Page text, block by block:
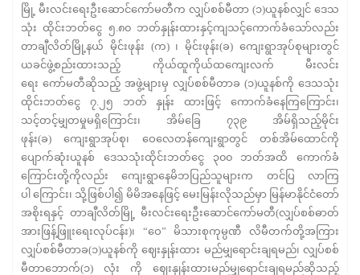
မြို့ မီးလင်းရေးဦးဆောင်ကော်မတီက လျှပ်စစ်မီတာ (၁)ယူနစ်လျှင် ဒေသ
သုံး ထိုင်းဘတ်ငွေ ၅.၈၀ ဘတ်နှုန်းထားနှင့်ကျသင့်ကောက်ခံသော်လည်း
တာချီလိတ်မြို့နယ် မိုင်းဖုန်း (က) ၊ မိုင်းဖုန်း(ခ) ကျေးရွာအုပ်စုများတွင်
ယခင်ဖွဲ့စည်းထားသည့် ကိုယ်ထူကိုယ်ထကျေးလက် မီးလင်း
ရေး ကော်မတီဆိုသည့် အဖွဲ့များမှ လျှပ်စစ်မီတာခ (၁)ယူနစ်ကို ဒေသသုံး
ထိုင်းဘတ်ငွေ ၇.၂၅ ဘတ် နှုန်း ထားဖြင့် ကောက်ခံနေကြကြောင်း၊
သင့်တင့်မျှတမှုမရှိကြောင်း၊ အိမ်ခြေ ၇၃၉ အိမ်ရှိသည့်မိုင်း
ဖုန်း(ခ) ကျေးရွာအုပ်စု၊ ဝေလေတန်ကျေးရွာတွင် တစ်အိမ်ထောင်ကို
ပျောက်ဆုံးယူနစ် ဒေသသုံးထိုင်းဘတ်ငွေ ၃၀၀ ဘတ်အထိ ကောက်ခံ
ကြောင်းတို့ကိုလည်း ကျေးရွာနေမိဘပြည်သူများက တင်ပြ လာကြ
ပါ ကြောင်း၊ သို့ဖြစ်ပါ၍ မိမိအနေဖြင့် မေးမြန်းလိုသည်မှာ မြန်မာနိုင်ငံတော်
အစိုးရနှင့် တာချီလိတ်မြို့ မီးလင်းရေးဦးဆောင်ကော်မတီ(လျှပ်စစ်ဓာတ်
အားဖြန့်ဖြူးရေးလုပ်ငန်း)၊ “ဝေ” မိသားစုကုမ္ပဏီ လိမီတက်တို့အကြား
လျှပ်စစ်မီတာခ(၁)ယူနစ်ကို ဈေးနှုန်းထား မည်မျှရောင်းချရမည်၊ လျှပ်စစ်
မီတာဘောက်(၁) လုံး ကို ဈေးနှုန်းထားမည်မျှရောင်းချရမည်ဆိုသည့်